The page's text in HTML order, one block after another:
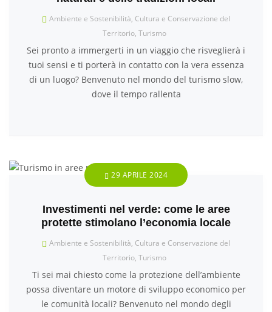
Ambiente e Sostenibilità, Cultura e Conservazione del
Territorio, Turismo
Sei pronto a immergerti in un viaggio che risveglierà i
tuoi sensi e ti porterà in contatto con la vera essenza
di un luogo? Benvenuto nel mondo del turismo slow,
dove il tempo rallenta
29 APRILE 2024
Investimenti nel verde: come le aree
protette stimolano l’economia locale
Ambiente e Sostenibilità, Cultura e Conservazione del
Territorio, Turismo
Ti sei mai chiesto come la protezione dell’ambiente
possa diventare un motore di sviluppo economico per
le comunità locali? Benvenuto nel mondo degli